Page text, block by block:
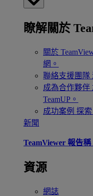
瞭解關於
關於
網。
聯絡支援團隊
成為合作夥伴
TeamUP。
成功案例 探
新聞
TeamViewer 報告
資源
網誌